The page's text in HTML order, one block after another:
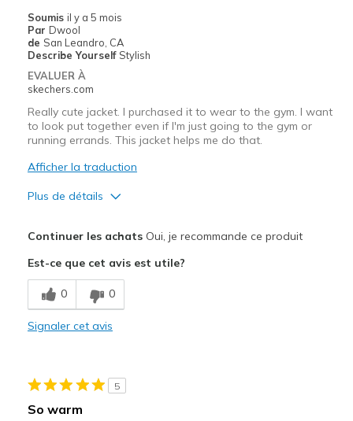
Soumis il y a 5 mois
Par Dwool
de San Leandro, CA
Describe Yourself Stylish
EVALUER À
skechers.com
Really cute jacket. I purchased it to wear to the gym. I want
to look put together even if I'm just going to the gym or
running errands. This jacket helps me do that.
Afficher la traduction
Plus de détails
Beautiful color
Comfortable
Gym
Continuer les achatsOui, je recommande ce produit
Est-ce que cet avis est utile?
0 0
Signaler cet avis
5
So warm